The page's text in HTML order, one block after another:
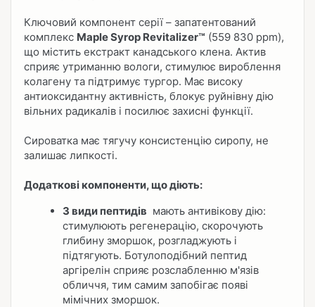
Ключовий компонент серії – запатентований
комплекс Maple Syrop Revitalizer™ (559 830 ppm),
що містить екстракт канадського клена. Актив
сприяє утриманню вологи, стимулює вироблення
колагену та підтримує тургор. Має високу
антиоксидантну активність, блокує руйнівну дію
вільних радикалів і посилює захисні функції.
Сироватка має тягучу консистенцію сиропу, не
залишає липкості.
Додаткові компоненти, що діють:
3 види пептидів мають антивікову дію:
стимулюють регенерацію, скорочують
глибину зморшок, розгладжують і
підтягують. Ботулоподібний пептид
аргірелін сприяє розслабленню м'язів
обличчя, тим самим запобігає появі
мімічних зморшок.